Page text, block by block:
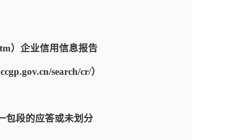
）企业信用信息报告
search/cr/）
包段的应答或未划分